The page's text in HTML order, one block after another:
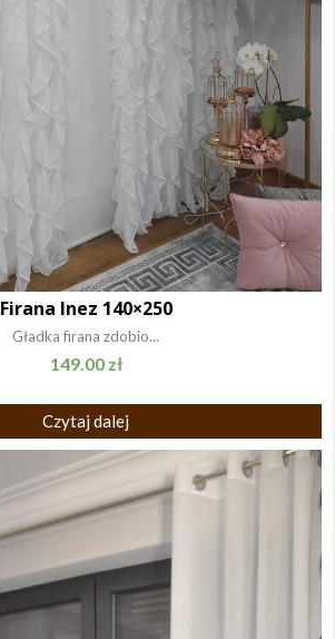
Firana Inez 140×250
Gładka firana zdobio...
149.00 zł
Czytaj dalej